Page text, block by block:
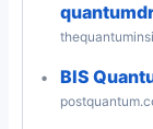
BIS